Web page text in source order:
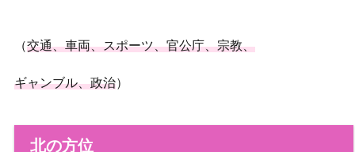
（交通、車両、スポーツ、官公庁、宗教、
ギャンブル、政治）
北の方位